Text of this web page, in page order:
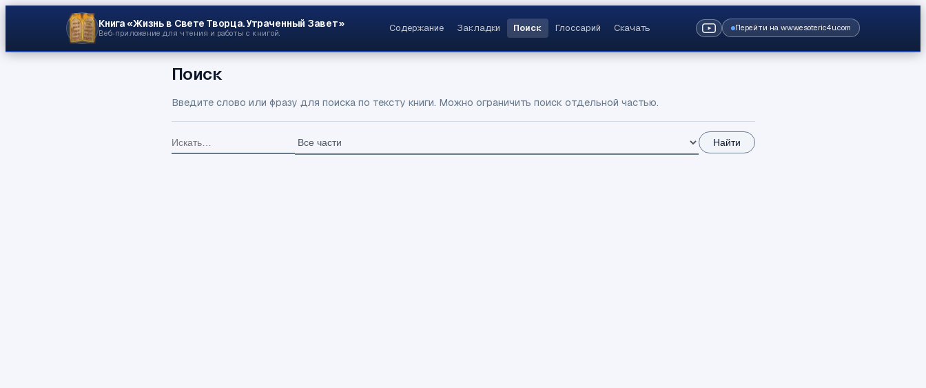
Книга «Жизнь в Свете Творца.Утраченный Завет»
Веб‑приложение для чтения и работы с книгой. Содержание Закладки Поиск Глоссарий Скачать Перейти на www.esoteric4u.com
Поиск
Введите слово или фразу для поиска по тексту книги. Можно ограничить поиск отдельной частью.
Найти